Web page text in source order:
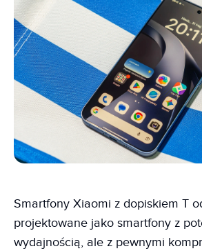
Smartfony Xiaomi z dopiskiem T
projektowane jako smartfony z
wydajnością, ale z pewnymi